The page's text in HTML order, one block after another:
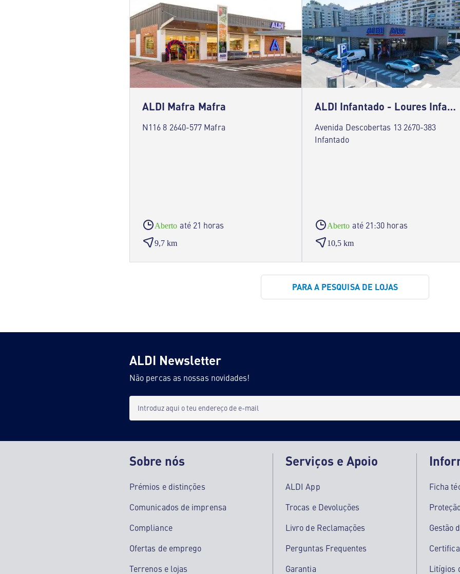
ALDI Mafra Mafra
N116 8 2640-577 Mafra
Aberto até 21 horas
9,7 km
ALDI Infantado - Loures Infantado
Avenida Descobertas 13 2670-383
Infantado
Aberto até 21:30 horas
10,5 km
PARA A PESQUISA DE LOJAS
ALDI Newsletter
Não percas as nossas novidades!
Introduz aqui o teu endereço de e-mail
Sobre nós
Prémios e distinções
Comunicados de imprensa
Compliance
Ofertas de emprego
Terrenos e lojas
Serviços e Apoio
ALDI App
Trocas e Devoluções
Livro de Reclamações
Perguntas Frequentes
Garantia
Ficha
Gestão
Litígios